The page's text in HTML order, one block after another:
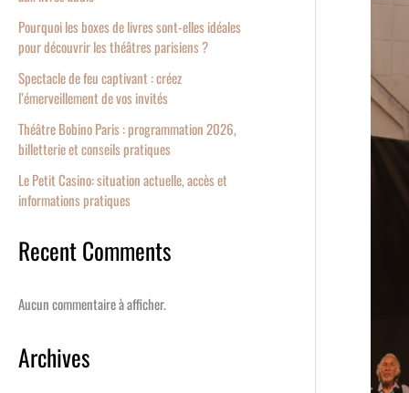
Pourquoi les boxes de livres sont-elles idéales
pour découvrir les théâtres parisiens ?
Spectacle de feu captivant : créez
l’émerveillement de vos invités
Théâtre Bobino Paris : programmation 2026,
billetterie et conseils pratiques
Le Petit Casino: situation actuelle, accès et
informations pratiques
Recent Comments
Aucun commentaire à afficher.
Archives
:
2026,